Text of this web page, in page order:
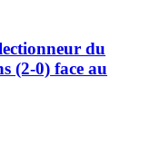
du
(2-0) face au